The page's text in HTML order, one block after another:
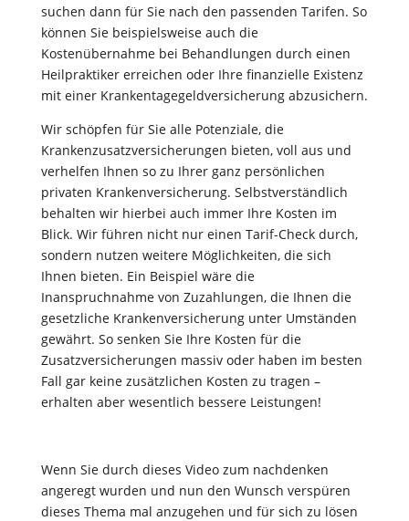
suchen dann für Sie nach den passenden Tarifen. So
können Sie beispielsweise auch die
Kostenübernahme bei Behandlungen durch einen
Heilpraktiker erreichen oder Ihre finanzielle Existenz
mit einer Krankentagegeldversicherung abzusichern.
Wir schöpfen für Sie alle Potenziale, die
Krankenzusatzversicherungen bieten, voll aus und
verhelfen Ihnen so zu Ihrer ganz persönlichen
privaten Krankenversicherung. Selbstverständlich
behalten wir hierbei auch immer Ihre Kosten im
Blick. Wir führen nicht nur einen Tarif-Check durch,
sondern nutzen weitere Möglichkeiten, die sich
Ihnen bieten. Ein Beispiel wäre die
Inanspruchnahme von Zuzahlungen, die Ihnen die
gesetzliche Krankenversicherung unter Umständen
gewährt. So senken Sie Ihre Kosten für die
Zusatzversicherungen massiv oder haben im besten
Fall gar keine zusätzlichen Kosten zu tragen –
erhalten aber wesentlich bessere Leistungen!
Wenn Sie durch dieses Video zum nachdenken
angeregt wurden und nun den Wunsch verspüren
dieses Thema mal anzugehen und für sich zu lösen